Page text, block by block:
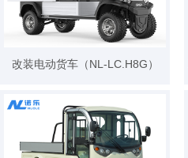
改装电动货车（NL-LC.H8G）